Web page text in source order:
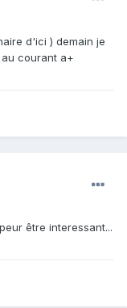
d'ici ) demain je
courant a+
être interessant...